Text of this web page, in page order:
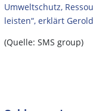
Umweltschutz,
leisten“, erklärt
(Quelle: SMS group)